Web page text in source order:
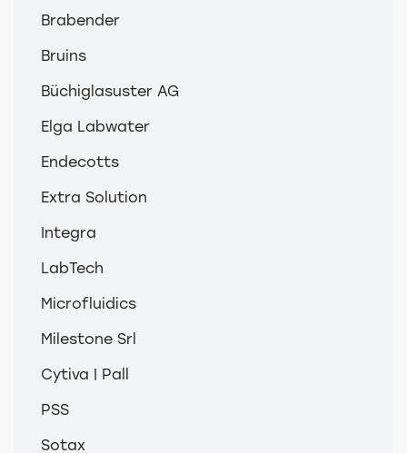
Brabender
Bruins
Büchiglasuster AG
Elga Labwater
Endecotts
Extra Solution
Integra
LabTech
Microfluidics
Milestone Srl
Cytiva | Pall
PSS
Sotax